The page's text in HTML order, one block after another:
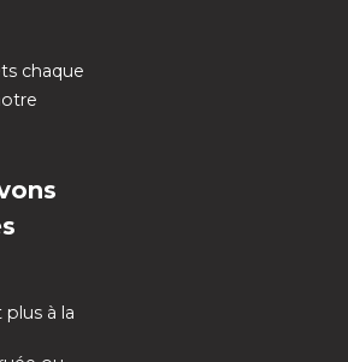
chaque
à la